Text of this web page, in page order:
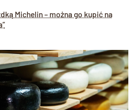
Michelin – można go kupić na